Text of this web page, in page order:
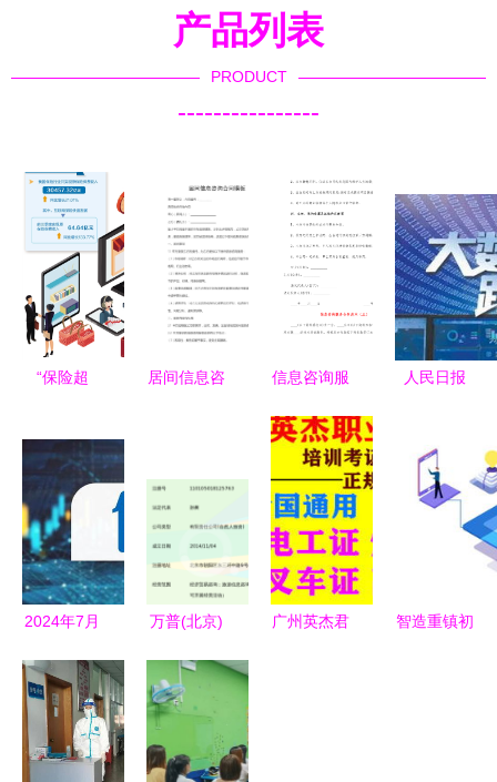
产品列表
PRODUCT
----------------
“保险超
起，如何挑
选称心如意
的产品和服
务？
居间信息咨
信息咨询服
人民日报
起来”，赋
能信息咨询
2024年7月
念股上市公
司盘点与投
资咨询服务
万普(北京)
务有限公司
一站式信息
咨询服务平
广州英杰君
智造重镇初